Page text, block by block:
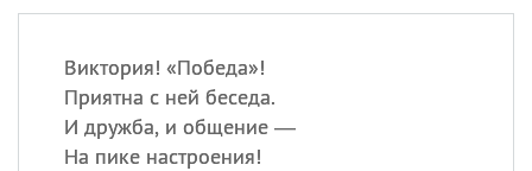
Виктория! «Победа»!
Приятна с ней беседа.
И дружба, и общение —
На пике настроения!